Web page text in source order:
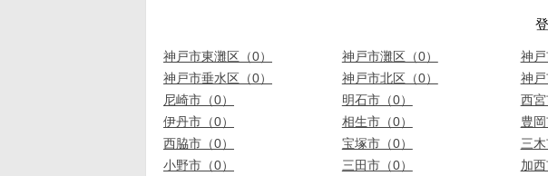
神戸市東灘区（0） 神戸市灘区（0） 神戸
神戸市垂水区（0）
神戸市北区（0） 神戸
尼崎市（0）
明石市（0） 西宮
伊丹市（0）
相生市（0） 豊岡
西脇市（0）
宝塚市（0） 三木
小野市（0）
三田市（0） 加西